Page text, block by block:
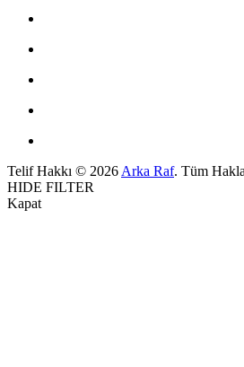
Telif Hakkı © 2026 Arka Raf. Tüm
HIDE FILTER
Kapat